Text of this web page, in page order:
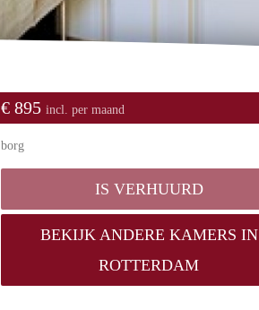
€ 895 incl. per maand
borg
IS VERHUURD
BEKIJK ANDERE KAMERS IN
ROTTERDAM